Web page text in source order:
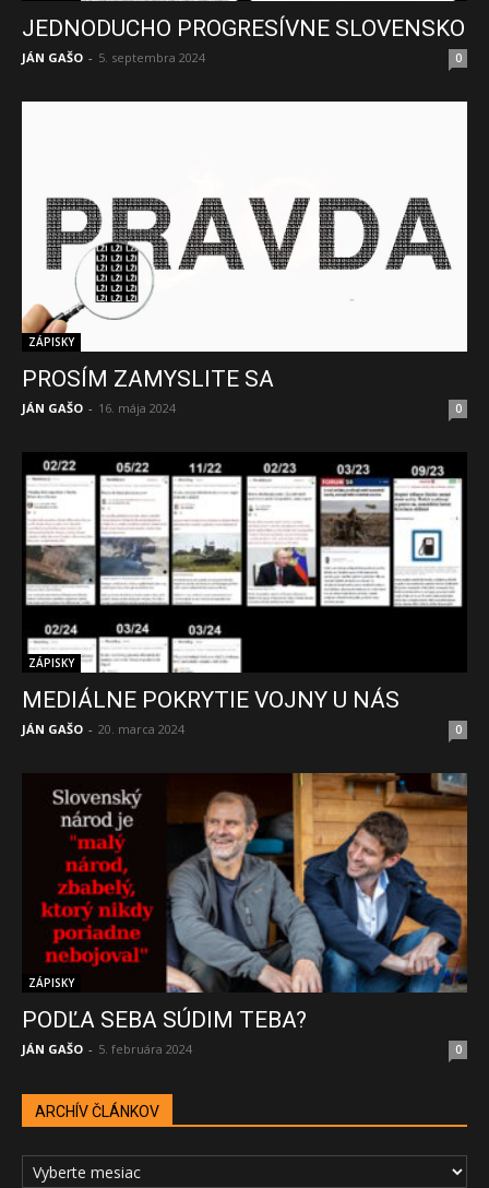
JEDNODUCHO PROGRESÍVNE SLOVENSKO
JÁN GAŠO - 5. septembra 2024 0
ZÁPISKY
PROSÍM ZAMYSLITE SA
JÁN GAŠO - 16. mája 2024 0
ZÁPISKY
MEDIÁLNE POKRYTIE VOJNY U NÁS
JÁN GAŠO - 20. marca 2024 0
ZÁPISKY
PODĽA SEBA SÚDIM TEBA?
JÁN GAŠO - 5. februára 2024 0
ARCHÍV ČLÁNKOV
ARCHÍV
ČLÁNKOV